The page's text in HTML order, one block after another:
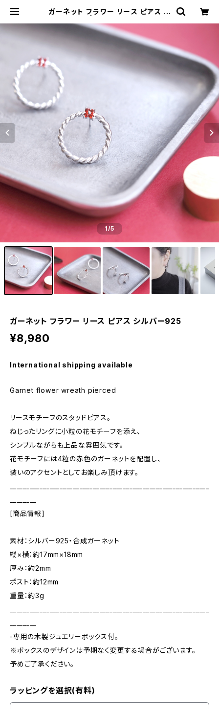
ガーネット フラワー リース ピアス シ
oud-jewelry) レディース メンズ ア
クセサリー ネックレス ピアス 指輪 ギ
1/5
ガーネット フラワー リース ピアス シルバー925
¥8,980
International shipping available
Garnet flower wreath pierced
リースモチーフのスタッドピアス。
ねじったリングに小粒の花モチーフを添え、
シンプルながらも上品な雰囲気です。
花モチーフには4粒の赤色のガーネットを配置し、
装いのアクセントとしてお楽しみ頂けます。
[商品情報]
素材：シルバー925・合成ガーネット
縦×横：約17mm×18mm
厚み：約2mm
ポスト：約12mm
重量：約3g
-専用の木製ジュエリーボックス付。
※ボックスのデザインは予期なく変更する場合がございます。
予めご了承ください。
ラッピングを選択(有料)